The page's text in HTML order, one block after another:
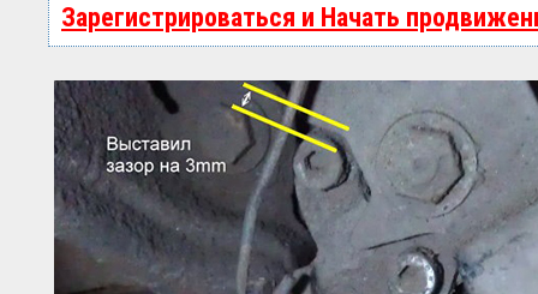
Зарегистрироваться и Начать